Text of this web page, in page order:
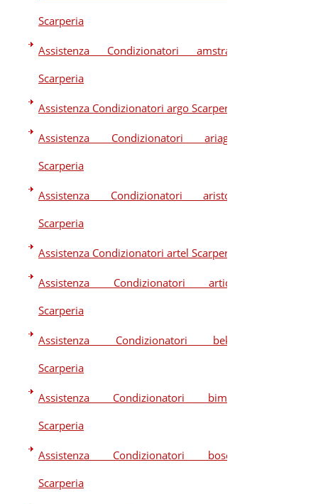
Scarperia
Assistenza Condizionatori amstrad
Scarperia
Assistenza Condizionatori argo Scarperia
Assistenza Condizionatori ariagel
Scarperia
Assistenza Condizionatori ariston
Scarperia
Assistenza Condizionatori artel Scarperia
Assistenza Condizionatori artide
Scarperia
Assistenza Condizionatori beko
Scarperia
Assistenza Condizionatori bimar
Scarperia
Assistenza Condizionatori bosch
Scarperia